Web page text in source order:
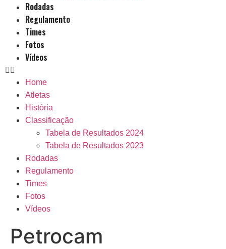
Rodadas
Regulamento
Times
Fotos
Vídeos
Home
Atletas
História
Classificação
Tabela de Resultados 2024
Tabela de Resultados 2023
Rodadas
Regulamento
Times
Fotos
Vídeos
Petrocam